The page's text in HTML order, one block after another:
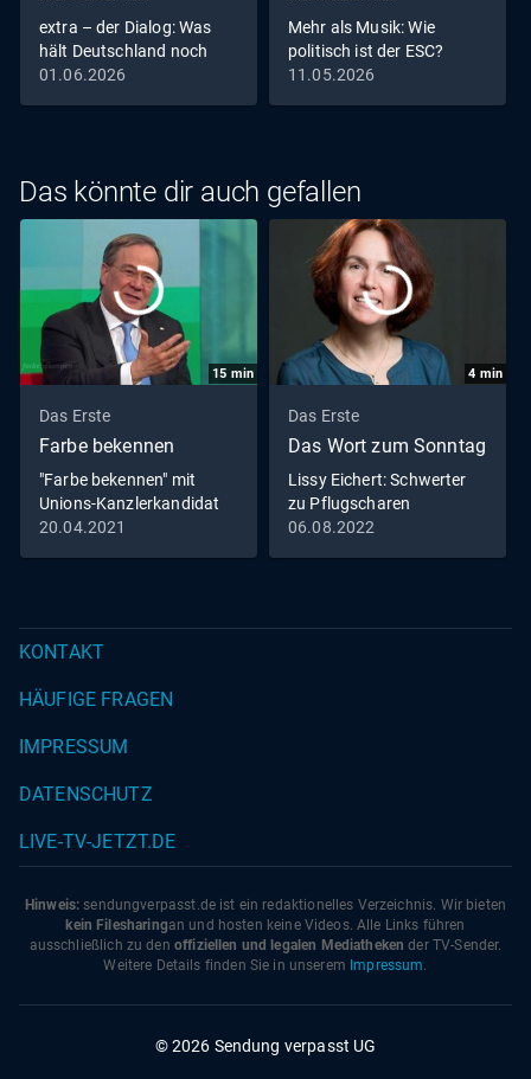
extra – der Dialog: Was
hält Deutschland noch
zusammen?
01.06.2026
Mehr als Musik: Wie
politisch ist der ESC?
11.05.2026
Das könnte dir auch gefallen
15 min
Das Erste
Farbe bekennen
"Farbe bekennen" mit
Unions-Kanzlerkandidat
Armin Laschet
20.04.2021
4 min
Das Erste
Das Wort zum Sonntag
Lissy Eichert: Schwerter
zu Pflugscharen
06.08.2022
KONTAKT
HÄUFIGE FRAGEN
IMPRESSUM
DATENSCHUTZ
LIVE-TV-JETZT.DE
Hinweis: sendungverpasst.de ist ein redaktionelles Verzeichnis. Wir bieten
kein Filesharingan und hosten keine Videos. Alle Links führen
ausschließlich zu den offiziellen und legalen Mediatheken der TV-Sender.
Weitere Details finden Sie in unserem Impressum.
© 2026 Sendung verpasst UG